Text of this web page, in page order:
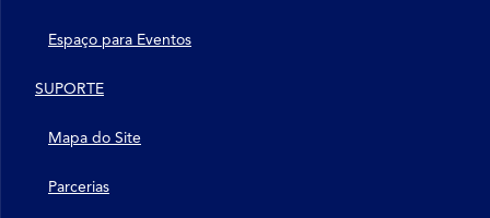
Espaço para Eventos
SUPORTE
Mapa do Site
Parcerias